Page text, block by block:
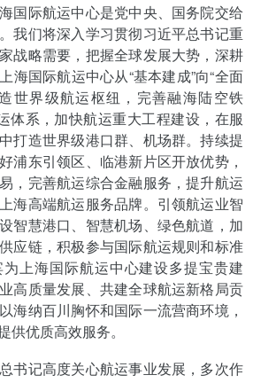
国际航运中心是党中央、国务院交给
我们将深入学习贯彻习近平总书记重
战略需要，把握全球发展大势，深耕
海国际航运中心从“基本建成”向“全面
世界级航运枢纽，完善融海陆空铁
体系，加快航运重大工程建设，在服
打造世界级港口群、机场群。持续提
浦东引领区、临港新片区开放优势，
，完善航运综合金融服务，提升航运
海高端航运服务品牌。引领航运业智
智慧港口、智慧机场、绿色航道，加
应链，积极参与国际航运规则和标准
上海国际航运中心建设多提宝贵建
高质量发展、共建全球航运新格局贡
海纳百川胸怀和国际一流营商环境，
供优质高效服务。
书记高度关心航运事业发展，多次作